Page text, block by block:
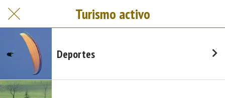
Turismo activo
Deportes